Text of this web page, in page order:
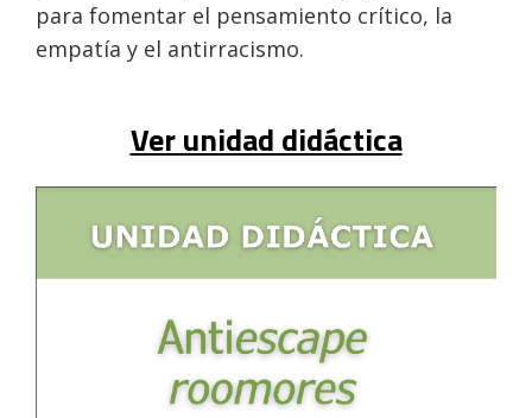
para fomentar el pensamiento crítico, la
empatía y el antirracismo.
Ver unidad didáctica